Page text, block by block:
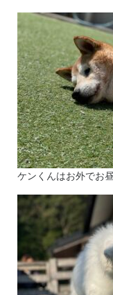
ケンくんはお外でお